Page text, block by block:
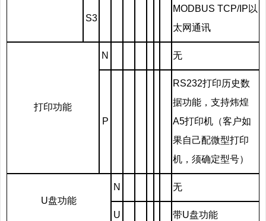
S3
MODBUS TCP/IP以
太网通讯
打印功能
N 无
P
RS232打印历史数
据功能，支持炜煌
A5打印机（客户如
果自己配微型打印
机，须确定型号）
U盘功能
N 无
U 带U盘功能